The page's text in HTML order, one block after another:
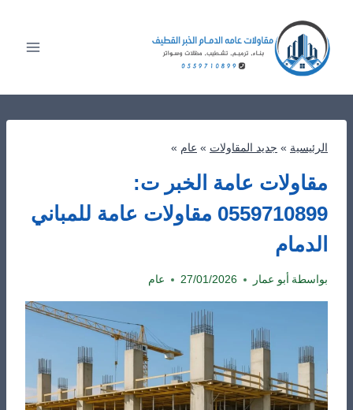
المحتوى
الرئيسية » جديد المقاولات » عام »
مقاولات عامة الخبر ت:
0559710899 مقاولات عامة للمباني
الدمام
بواسطة أبو عمار 27/01/2026 عام